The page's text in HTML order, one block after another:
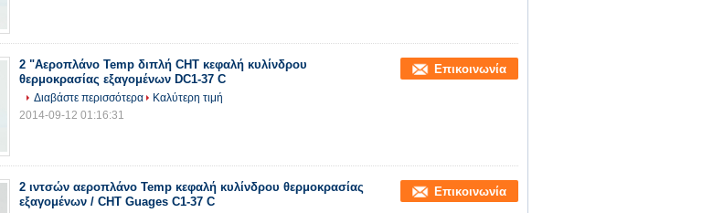
2 "Αεροπλάνο Temp διπλή CHT κεφαλή κυλίνδρου
θερμοκρασίας εξαγομένων DC1-37 C
Επικοινωνία
Διαβάστε περισσότερα
Καλύτερη τιμή
2014-09-12 01:16:31
2 ιντσών αεροπλάνο Temp κεφαλή κυλίνδρου θερμοκρασίας
εξαγομένων / CHT Guages C1-37 C
Επικοινωνία